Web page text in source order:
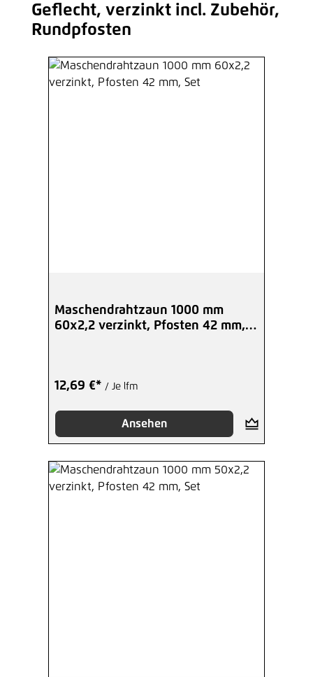
Produktgalerie überspringen
Geflecht, verzinkt incl. Zubehör,
Rundpfosten
Maschendrahtzaun 1000 mm
60x2,2 verzinkt, Pfosten 42 mm,
12,69 €* / Je lfm
Ansehen